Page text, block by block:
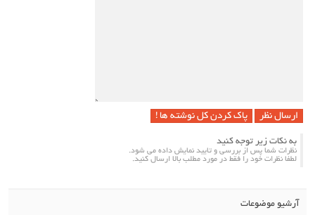
پاک کردن کل نوشته ها !
به نکات زیر توجه کنید
نظرات شما پس از بررسی و تایید نمایش داده می شود.
لطفا نظرات خود را فقط در مورد مطلب بالا ارسال کنید.
آرشیو موضوعات